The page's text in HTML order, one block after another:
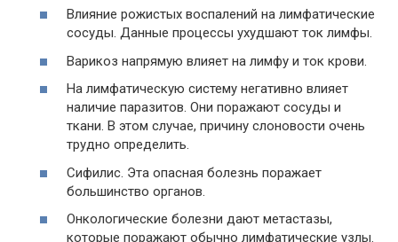
Влияние рожистых воспалений на лимфатические
сосуды. Данные процессы ухудшают ток лимфы.
Варикоз напрямую влияет на лимфу и ток крови.
На лимфатическую систему негативно влияет
наличие паразитов. Они поражают сосуды и
ткани. В этом случае, причину слоновости очень
трудно определить.
Сифилис. Эта опасная болезнь поражает
большинство органов.
Онкологические болезни дают метастазы,
которые поражают обычно лимфатические узлы.